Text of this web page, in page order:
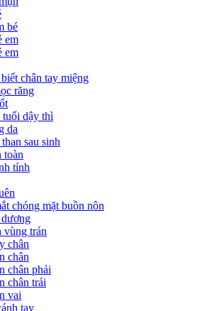
bé
em
em
chân tay miệng
răng
tuổi dậy thì
da
sau sinh
toàn
tính
chóng mặt buồn nôn
vùng trán
chân
chân
chân phải
chân trái
vai
tay